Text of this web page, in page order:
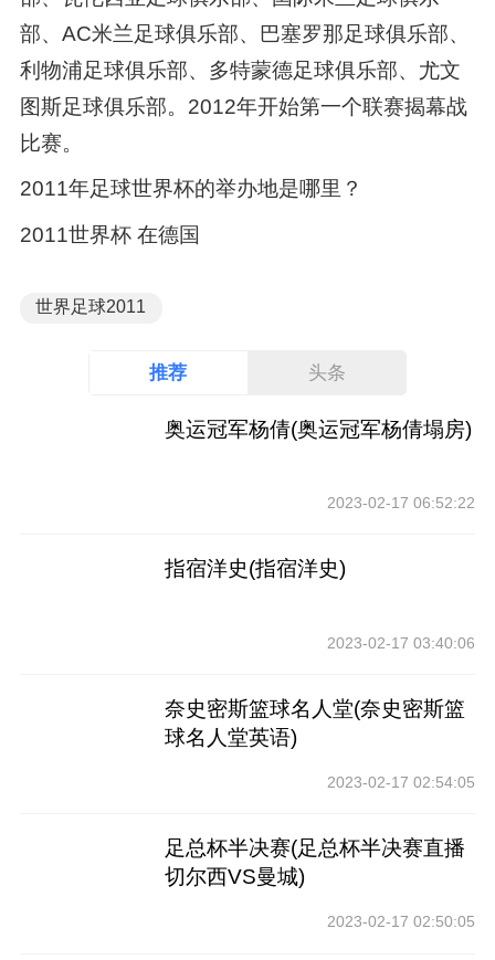
部、AC米兰足球俱乐部、巴塞罗那足球俱乐部、
利物浦足球俱乐部、多特蒙德足球俱乐部、尤文
图斯足球俱乐部。2012年开始第一个联赛揭幕战
比赛。
2011年足球世界杯的举办地是哪里？
2011世界杯 在德国
世界足球2011
推荐 头条
奥运冠军杨倩(奥运冠军杨倩塌房)
2023-02-17 06:52:22
指宿洋史(指宿洋史)
2023-02-17 03:40:06
奈史密斯篮球名人堂(奈史密斯篮
球名人堂英语)
2023-02-17 02:54:05
足总杯半决赛(足总杯半决赛直播
切尔西VS曼城)
2023-02-17 02:50:05